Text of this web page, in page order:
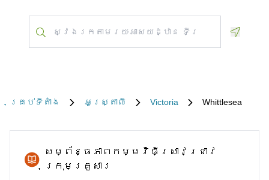
គ្រប់​ទីតាំង អូស្ត្រាលី Victoria Whittlesea
សម្ព័ន្ធភាព​កម្មវិធី​ស្រាវជ្រាវ​
ក្រុមគ្រួសារ